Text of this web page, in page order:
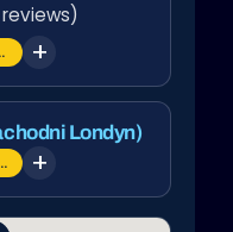
reviews)
9:00 am
Londyn)
at 11:30 am